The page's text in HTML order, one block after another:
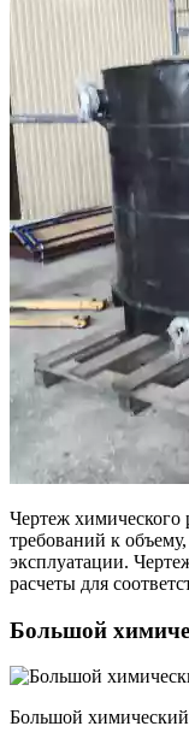
Чертеж химического
требований к
эксплуатации.
расчеты для
Большой
Большой химический